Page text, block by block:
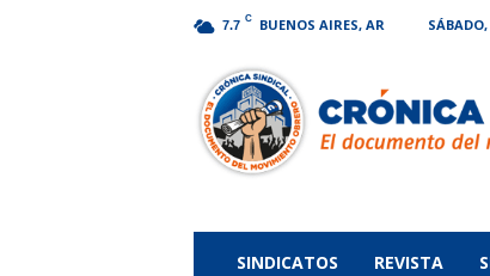
7.7 C BUENOS AIRES, AR
Sindical
SINDICATOS REVISTA